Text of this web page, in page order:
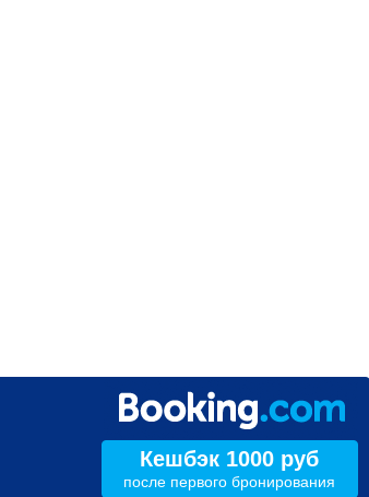
Кешбэк 1000 руб
после первого бронирования